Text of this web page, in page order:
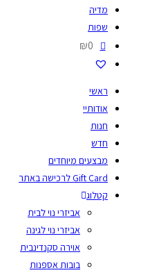
מדיה
שפות
₪0
ראשי
אודותיי
חנות
חדש
מבצעים מיוחדים
Gift Card לרכישה באתר
קטלוג
אביזרי נוי לבית
אביזרי נוי לגינה
אוירה סקנדינבית
בובות אספנות